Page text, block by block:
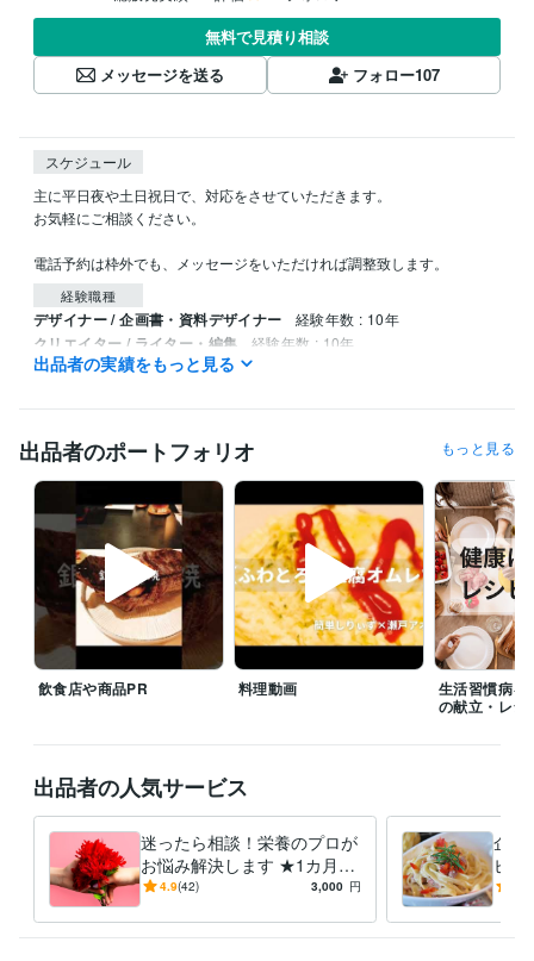
無料で見積り相談
メッセージを送る
フォロー107
スケジュール
主に平日夜や土日祝日で、対応をさせていただきます。
お気軽にご相談ください。
電話予約は枠外でも、メッセージをいただければ調整致します。
経験職種
デザイナー / 企画書・資料デザイナー 経験年数 : 10年
クリエイター / ライター・編集 経験年数 : 10年
クリエイター / 作家 経験年数 : 10年
ライフスタイル・その他 / カウンセラー・コーチ 経験年数 : 10年
職歴
病院 2016年3月 ~ 現在
タウンドクター株式会社 2022年10月 ~ 現在
個人事業 2022年3月 ~ 現在
受賞歴
管理栄養士の時間の使い方: ストレスを減らして健康に 心身のバラン
スを整える 90%ストレス軽減法 会社員が実践できる 副業×投資×節約
の黄金律 毎日が楽になる！ 管理栄養士のやさしい健康レシピ エジソ
ンママ　離乳食づくりをラクにする！時短アイデアとスト…
女性自
身　小松菜×油揚げで骨活ふりかけ 女性自身　夏にぴったり！冷やし
ニューパートナー管理栄養
資格・検定
管理栄養士 取得年 : 2015年
食品衛生管理者
得意分野
住まい・美容・生活相談
出品者の実績をもっと見る
出品者のポートフォリオ もっと見る
飲食店や商品PR 料理動画
生活習慣病を
の献立・レシ
出品者の人気サービス
迷ったら相談！栄養のプロが
お悩み解決します ★1カ月間
の安心サポートを提供
4.9(42) 3,000 円
企業
ピ開
た料